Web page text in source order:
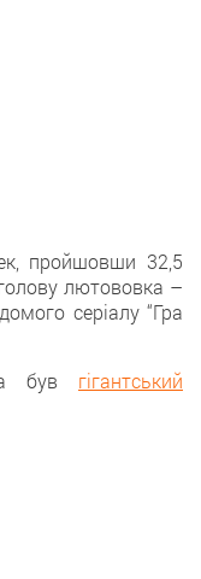
пройшовши 32,5
лютововка –
серіалу “Гра
був гігантський